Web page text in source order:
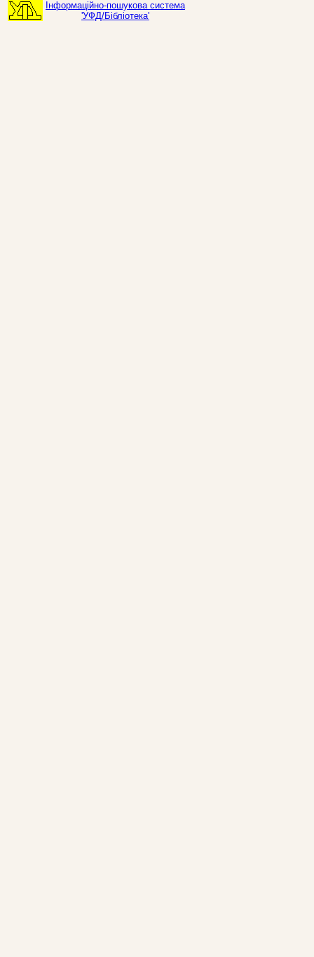
Інформаційно-пошукова система
'УФД/Бібліотека'